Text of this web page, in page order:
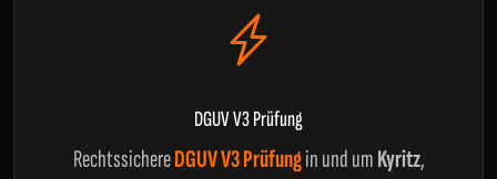
DGUV V3 Prüfung
RechtssichereDGUV V3 Prüfungin und umKyritz,